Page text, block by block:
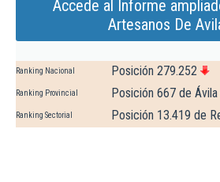
Accede al Informe
Artesanos De
Ranking Nacional Posición 279.252
Ranking Provincial Posición 667 de Ávila
Ranking Sectorial Posición 13.419 de